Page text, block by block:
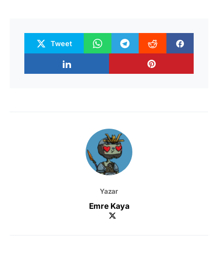
Tweet
Yazar
Emre Kaya